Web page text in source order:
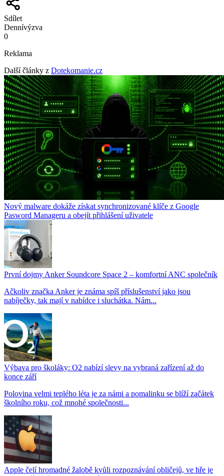
Sdílet
Dennívýzva
0
Reklama
Další články z Dotekomanie.cz
Nový malware dokáže získat synchronizované klíče z Google
Pasword Manageru a obejít přihlášení uživatele
První dojmy Anker Soundcore Space 2 – komfortní ANC společník
Ačkoliv značka Anker je známa spíš příslušenství jako jsou
nabíječky, tak mají v nabídce i sluchátka. Nám...
Výbava pro školáky: O2 nabízí slevy na vybraná zařízení až do
konce září
Polovina velmi teplého léta je za námi a pomalinku se blíží začátek
školního roku, což mnohé společnosti...
Apple čelí hromadné žalobě kvůli rozpoznávání obličejů, ve hře je